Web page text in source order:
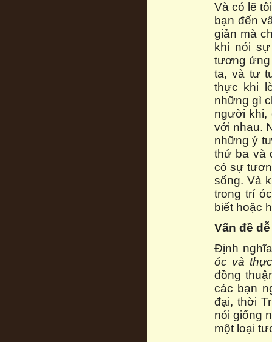
Và có lẽ
bạn đến
giản mà
khi nói
tương ứng
ta, và tư
thực khi
những gì
người khi,
với nhau.
những ý
thứ ba và
có sự
sống. Và
trong trí
biết hoặc
Vấn đề
Định
óc và
đồng
các bạn
đại, thời
nói giống
một loại